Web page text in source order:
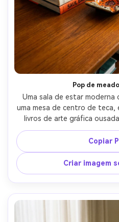
Pop de
Uma sala de estar moderna
uma mesa de centro de teca,
livros de arte gráfica
retrô (vazio), um pequeno
bandeja geométrica,
mas controlada, tirada em
nítido, classificação de
gosto, olhar editorial
Copiar
Criar imagem
Crie
IA sem
100%
Comece